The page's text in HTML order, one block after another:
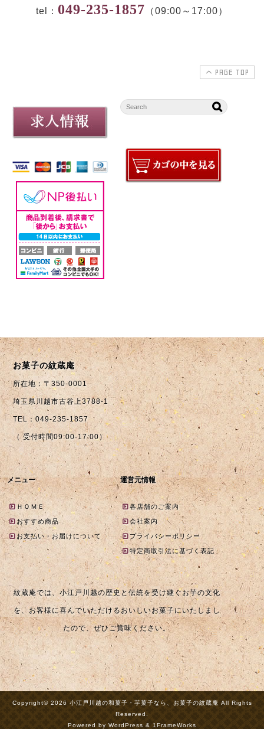
tel： 049-235-1857 （09:00～17:00）
PAGE TOP
お菓子の紋蔵庵
所在地：〒350-0001
埼玉県川越市古谷上3788-1
TEL：049-235-1857
（ 受付時間09:00-17:00）
メニュー
ＨＯＭＥ
おすすめ商品
お支払い・お届けについて
運営元情報
各店舗のご案内
会社案内
プライバシーポリシー
特定商取引法に基づく表記
紋蔵庵では、小江戸川越の歴史と伝統を受け継ぐお芋の文化
を、お客様に喜んでいただけるおいしいお菓子にいたしまし
たので、ぜひご賞味ください。
Copyright© 2026 小江戸川越の和菓子・芋菓子なら、お菓子の紋蔵庵 All Rights
Reserved.
Powered by WordPress & 1FrameWorks